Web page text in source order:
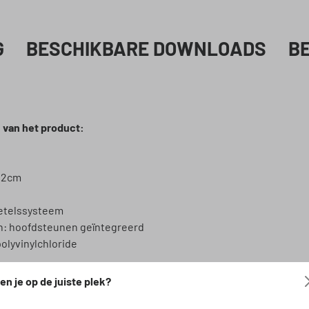
BESCHIKBARE DOWNLOADS
van het product:
hoofdsteunen geïntegreerd
stoelverwarming
je op de juiste plek?